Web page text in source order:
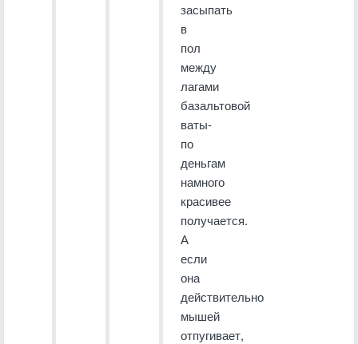
засыпать
в
пол
между
лагами
базальтовой
ваты-
по
деньгам
намного
красивее
получается.
А
если
она
действительно
мышей
отпугивает,